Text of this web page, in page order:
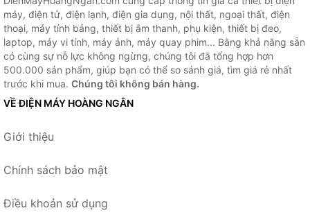
máy, điện tử, điện lạnh, điện gia dụng, nội thất, ngoại thất, điện
thoại, máy tính bảng, thiết bị âm thanh, phụ kiện, thiết bị đeo,
laptop, máy vi tính, máy ảnh, máy quay phim... Bằng khả năng sẵn
có cùng sự nỗ lực không ngừng, chúng tôi đã tổng hợp hơn
500.000 sản phẩm, giúp bạn có thể so sánh giá, tìm giá rẻ nhất
trước khi mua. Chúng tôi không bán hàng.
VỀ ĐIỆN MÁY HOÀNG NGÂN
Giới thiệu
Chính sách bảo mật
Điều khoản sử dụng